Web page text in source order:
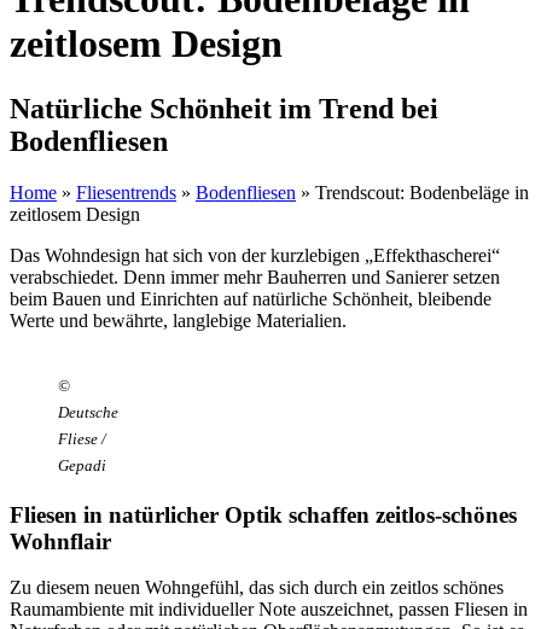
zeitlosem Design
Natürliche Schönheit im Trend bei
Bodenfliesen
Home » Fliesentrends » Bodenfliesen » Trendscout: Bodenbeläge in
zeitlosem Design
Das Wohndesign hat sich von der kurzlebigen „Effekthascherei“
verabschiedet. Denn immer mehr Bauherren und Sanierer setzen
beim Bauen und Einrichten auf natürliche Schönheit, bleibende
Werte und bewährte, langlebige Materialien.
©
Deutsche
Fliese /
Gepadi
Fliesen in natürlicher Optik schaffen zeitlos-schönes
Wohnflair
Zu diesem neuen Wohngefühl, das sich durch ein zeitlos schönes
Raumambiente mit individueller Note auszeichnet, passen Fliesen in